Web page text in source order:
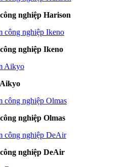
nghiệp Harison
nghiệp Ikeno
nghiệp Olmas
nghiệp DeAir